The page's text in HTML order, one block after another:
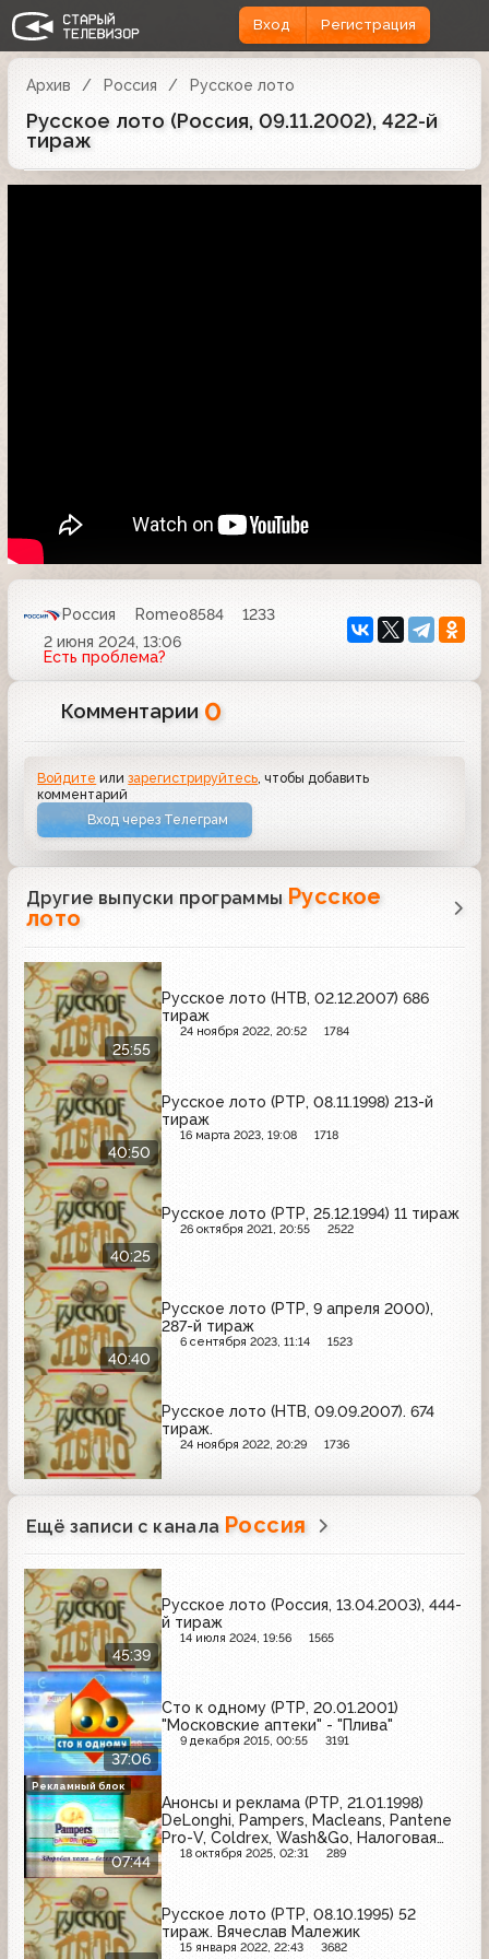
Вход Регистрация
Архив Россия Русское лото
Русское лото (Россия, 09.11.2002), 422-й
тираж
Россия Romeo8584
1233
2 июня 2024, 13:06
Есть проблема?
Комментарии 0
Войдите илизарегистрируйтесь , чтобы добавить
комментарий
Вход через Телеграм
Другие выпуски программы Русское
лото
25:55
Русское лото (НТВ, 02.12.2007) 686
тираж
24 ноября 2022, 20:52 1784
40:50
Русское лото (РТР, 08.11.1998) 213-й
тираж
16 марта 2023, 19:08 1718
40:25
Русское лото (РТР, 25.12.1994) 11 тираж
26 октября 2021, 20:55 2522
40:40
Русское лото (РТР, 9 апреля 2000),
287-й тираж
6 сентября 2023, 11:14 1523
Русское лото (НТВ, 09.09.2007). 674
тираж.
24 ноября 2022, 20:29 1736
Ещё записи с канала Россия
45:39
Русское лото (Россия, 13.04.2003), 444-
й тираж
14 июля 2024, 19:56 1565
37:06
Сто к одному (РТР, 20.01.2001)
"Московские аптеки" - "Плива"
9 декабря 2015, 00:55 3191
07:44
Анонсы и реклама (РТР, 21.01.1998)
DeLonghi, Pampers, Macleans, Pantene
Pro-V, Coldrex, Wash&Go, Налоговая
полиция
18 октября 2025, 02:31 289
Рекламный блок
Русское лото (РТР, 08.10.1995) 52
тираж. Вячеслав Малежик
15 января 2022, 22:43 3682